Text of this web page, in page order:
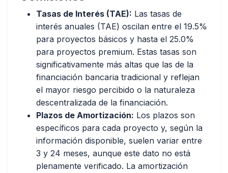
Tasas de Interés (TAE): Las tasas de
interés anuales (TAE) oscilan entre el 19.5%
para proyectos básicos y hasta el 25.0%
para proyectos premium. Estas tasas son
significativamente más altas que las de la
financiación bancaria tradicional y reflejan
el mayor riesgo percibido o la naturaleza
descentralizada de la financiación.
Plazos de Amortización: Los plazos son
específicos para cada proyecto y, según la
información disponible, suelen variar entre
3 y 24 meses, aunque este dato no está
plenamente verificado. La amortización